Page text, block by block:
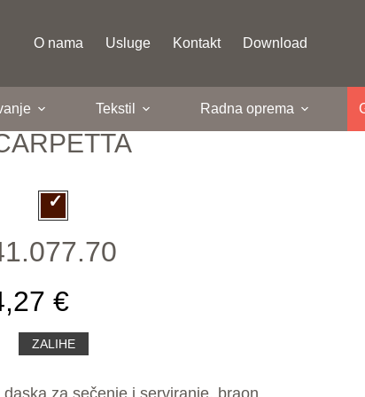
O nama Usluge Kontakt Download
Tekstil Radna oprema
€
ZALIHE
za sečenje i serviranje, braon